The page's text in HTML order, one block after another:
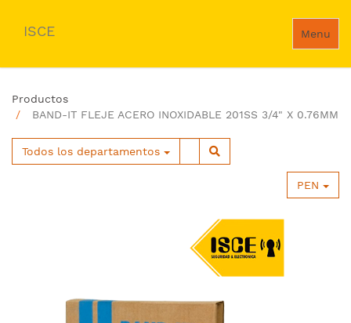
Menu
ISCE
Productos
BAND-IT FLEJE ACERO INOXIDABLE 201SS 3/4" X 0.76MM
Todos los departamentos
PEN